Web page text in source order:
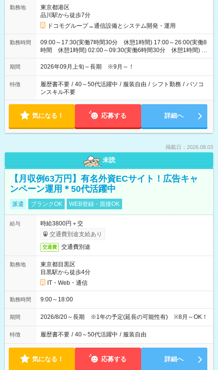
勤務地
東京都港区
品川駅から徒歩7分
ドコモグループ→通信設備とシステム開発・運用
勤務時間
09:00～17:30(実働7時間30分 休憩1時間) 17:00～26:00(実働8
時間 休憩1時間) 02:00～09:30(実働6時間30分 休憩1時間) ※
日勤は就業時間1/夜勤は就業時間2.3を連続で行って頂きます
期間 2026年09月上旬～長期 ※9月～！
特徴 履歴書不要 / 40～50代活躍中 / 服装自由 / シフト勤務 / パソコ
ンスキル不要
気になる！ 応募する 詳細へ
掲載日：2026.08.03
未読
【月収例63万円】有名外資ECサイト！広告キャ
ンペーン運用＊50代活躍中
派遣 ブランクOK WEB登録・面接OK
給与
時給3800円＋交
交通費別途支給あり
交通費 交通費別途
勤務地
東京都目黒区
目黒駅から徒歩4分
IT・Web・通信
勤務時間 9:00～18:00
期間 2026/8/20～長期 ※1年の予定(延長の可能性有) ※8月～OK！
特徴 履歴書不要 / 40～50代活躍中 / 服装自由
気になる！ 応募する 詳細へ